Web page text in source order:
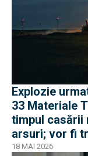
Explozie
33 Materiale
timpul casării
arsuri; vor fi
Belgia
18 MAI 2026